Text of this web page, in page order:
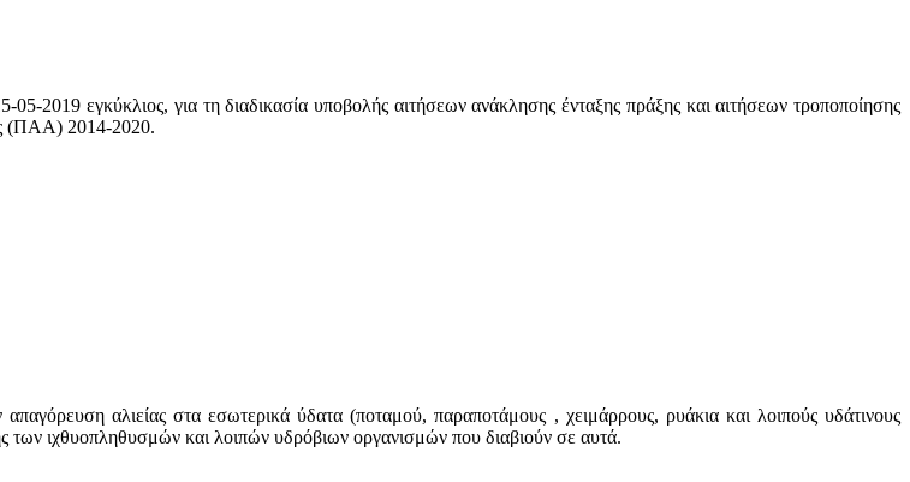
2019 εγκύκλιος, για τη διαδικασία υποβολής αιτήσεων ανάκλησης ένταξης πράξης και αιτήσεων τροποποίησης
(ΠΑΑ) 2014-2020.
αλιείας στα εσωτερικά ύδατα (ποταμού, παραποτάμους , χειμάρρους, ρυάκια και λοιπούς υδάτινους
των ιχθυοπληθυσμών και λοιπών υδρόβιων οργανισμών που διαβιούν σε αυτά.